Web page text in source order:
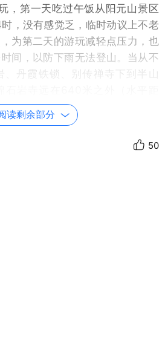
第一天吃过午饭从阳元山景区
，没有感觉乏，临时动议上不老
为第二天的游玩减轻点压力，也
间，以防下雨无法登山。当从不
、丹霞铁锁、别传禅寺下到半山
真的是水平距离！），此时双膝
下降明显，再登陡崖绝壁不安全
的游玩。看来两天的游玩合并一
读剩余部分
50